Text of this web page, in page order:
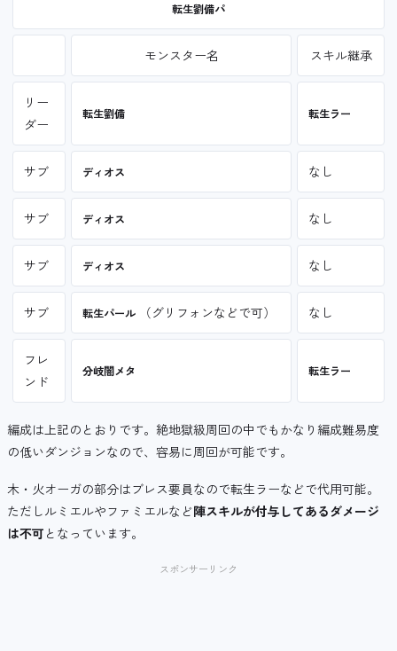
転生劉備パ
モンスター名 スキル継承
リー
ダー
転生劉備 転生ラー
サブ ディオス なし
サブ ディオス なし
サブ ディオス なし
サブ 転生パール （グリフォンなどで可） なし
フレ
ンド
分岐闇メタ 転生ラー
編成は上記のとおりです。絶地獄級周回の中でもかなり編成難易度
の低いダンジョンなので、容易に周回が可能です。
木・火オーガの部分はブレス要員なので転生ラーなどで代用可能。
ただしルミエルやファミエルなど陣スキルが付与してあるダメージ
は不可 となっています。
スポンサーリンク